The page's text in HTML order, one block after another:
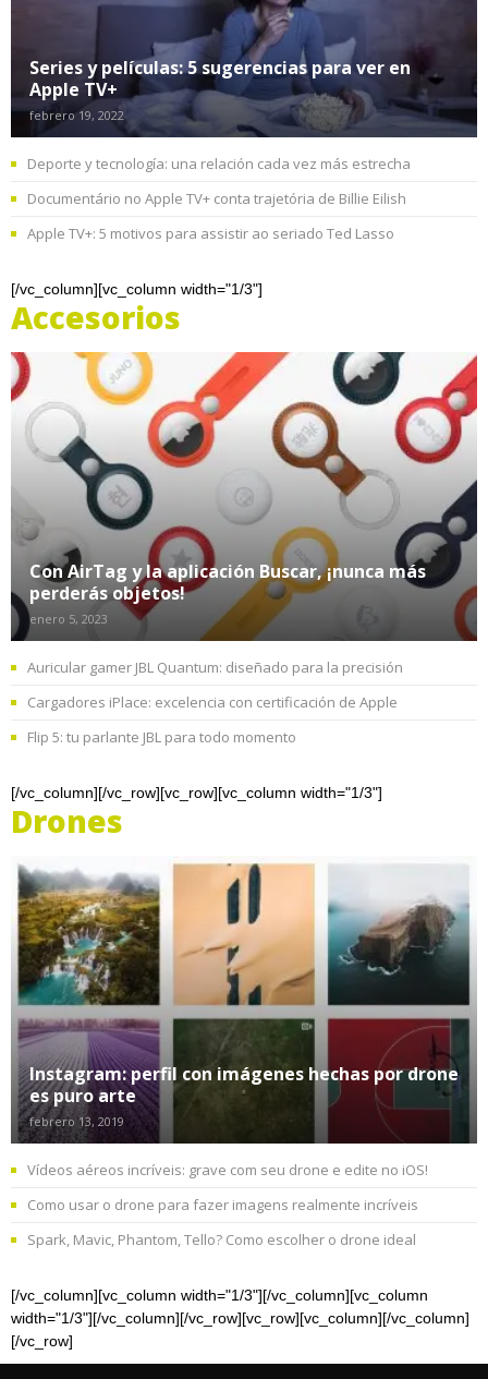
Series y películas: 5 sugerencias para ver en
Apple TV+
febrero 19, 2022
Deporte y tecnología: una relación cada vez más estrecha
Documentário no Apple TV+ conta trajetória de Billie Eilish
Apple TV+: 5 motivos para assistir ao seriado Ted Lasso
[/vc_column][vc_column width="1/3"]
Accesorios
Con AirTag y la aplicación Buscar, ¡nunca más
perderás objetos!
enero 5, 2023
Auricular gamer JBL Quantum: diseñado para la precisión
Cargadores iPlace: excelencia con certificación de Apple
Flip 5: tu parlante JBL para todo momento
[/vc_column][/vc_row][vc_row][vc_column width="1/3"]
Drones
Instagram: perfil con imágenes hechas por drone
es puro arte
febrero 13, 2019
Vídeos aéreos incríveis: grave com seu drone e edite no iOS!
Como usar o drone para fazer imagens realmente incríveis
Spark, Mavic, Phantom, Tello? Como escolher o drone ideal
[/vc_column][vc_column width="1/3"][/vc_column][vc_column
width="1/3"][/vc_column][/vc_row][vc_row][vc_column][/vc_column]
[/vc_row]